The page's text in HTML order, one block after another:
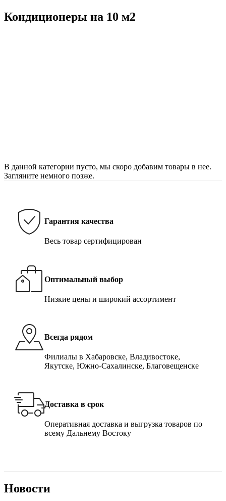
Кондиционеры на 10 м2
В данной категории пусто, мы скоро добавим товары в нее.
Загляните немного позже.
Гарантия качества
Весь товар сертифицирован
Оптимальный выбор
Низкие цены и широкий ассортимент
Всегда рядом
Филиалы в Хабаровске, Владивостоке,
Якутске, Южно-Сахалинске, Благовещенске
Доставка в срок
Оперативная доставка и выгрузка товаров по
всему Дальнему Востоку
Новости